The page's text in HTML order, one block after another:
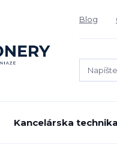
Blog
Kancelárska technika